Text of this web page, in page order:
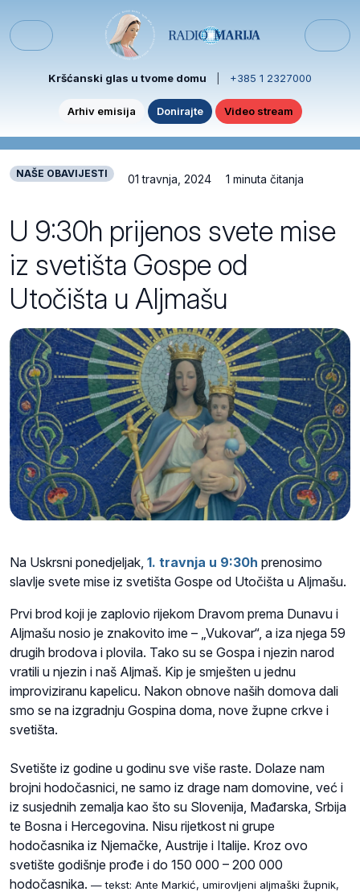
Menu
Kršćanski glas u tvome domu +385 1 2327000
Arhiv emisija Donirajte Video stream
NAŠE OBAVIJESTI 01 travnja, 2024 1 minuta čitanja
U 9:30h prijenos svete mise
iz svetišta Gospe od
Utočišta u Aljmašu
Na Uskrsni ponedjeljak, 1. travnja u 9:30h prenosimo
slavlje svete mise iz svetišta Gospe od Utočišta u Aljmašu.
Prvi brod koji je zaplovio rijekom Dravom prema Dunavu i
Aljmašu nosio je znakovito ime – „Vukovar“, a iza njega 59
drugih brodova i plovila. Tako su se Gospa i njezin narod
vratili u njezin i naš Aljmaš. Kip je smješten u jednu
improviziranu kapelicu. Nakon obnove naših domova dali
smo se na izgradnju Gospina doma, nove župne crkve i
svetišta.
Svetište iz godine u godinu sve više raste. Dolaze nam
brojni hodočasnici, ne samo iz drage nam domovine, već i
iz susjednih zemalja kao što su Slovenija, Mađarska, Srbija
te Bosna i Hercegovina. Nisu rijetkost ni grupe
hodočasnika iz Njemačke, Austrije i Italije. Kroz ovo
svetište godišnje prođe i do 150 000 – 200 000
hodočasnika. — tekst: Ante Markić, umirovljeni aljmaški župnik,